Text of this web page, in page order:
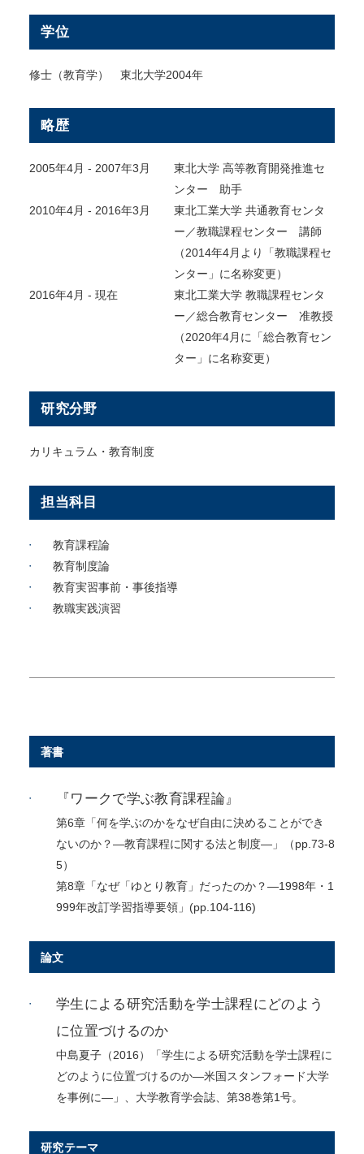
学位
修士（教育学） 東北大学2004年
略歴
2005年4月 - 2007年3月
東北大学 高等教育開発推進セ
ンター 助手
2010年4月 - 2016年3月
東北工業大学 共通教育センタ
ー／教職課程センター 講師
（2014年4月より「教職課程セ
ンター」に名称変更）
2016年4月 - 現在
東北工業大学 教職課程センタ
ー／総合教育センター 准教授
（2020年4月に「総合教育セン
ター」に名称変更）
研究分野
カリキュラム・教育制度
担当科目
教育課程論
教育制度論
教育実習事前・事後指導
教職実践演習
著書
『ワークで学ぶ教育課程論』
第6章「何を学ぶのかをなぜ自由に決めることができ
ないのか？―教育課程に関する法と制度―」（pp.73-8
5）
第8章「なぜ「ゆとり教育」だったのか？―1998年・1
999年改訂学習指導要領」(pp.104-116)
論文
学生による研究活動を学士課程にどのよう
に位置づけるのか
中島夏子（2016）「学生による研究活動を学士課程に
どのように位置づけるのか―米国スタンフォード大学
を事例に―」、大学教育学会誌、第38巻第1号。
研究テーマ